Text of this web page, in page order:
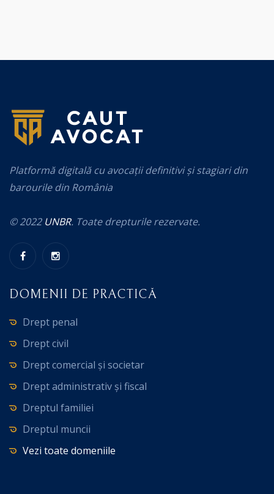
Platformă digitală cu avocații definitivi și stagiari din
barourile din România
© 2022 UNBR. Toate drepturile rezervate.
DOMENII DE PRACTICĂ
Drept penal
Drept civil
Drept comercial și societar
Drept administrativ și fiscal
Dreptul familiei
Dreptul muncii
Vezi toate domeniile